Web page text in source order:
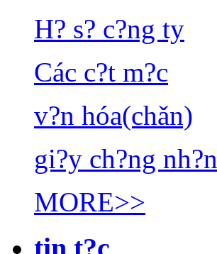
H? s? c?ng ty
Các c?t m?c
v?n hóa(chǎn)
gi?y ch?ng nh?n
MORE>>